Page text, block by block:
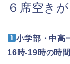
６席空き
小学部・中高
16時-19時の時